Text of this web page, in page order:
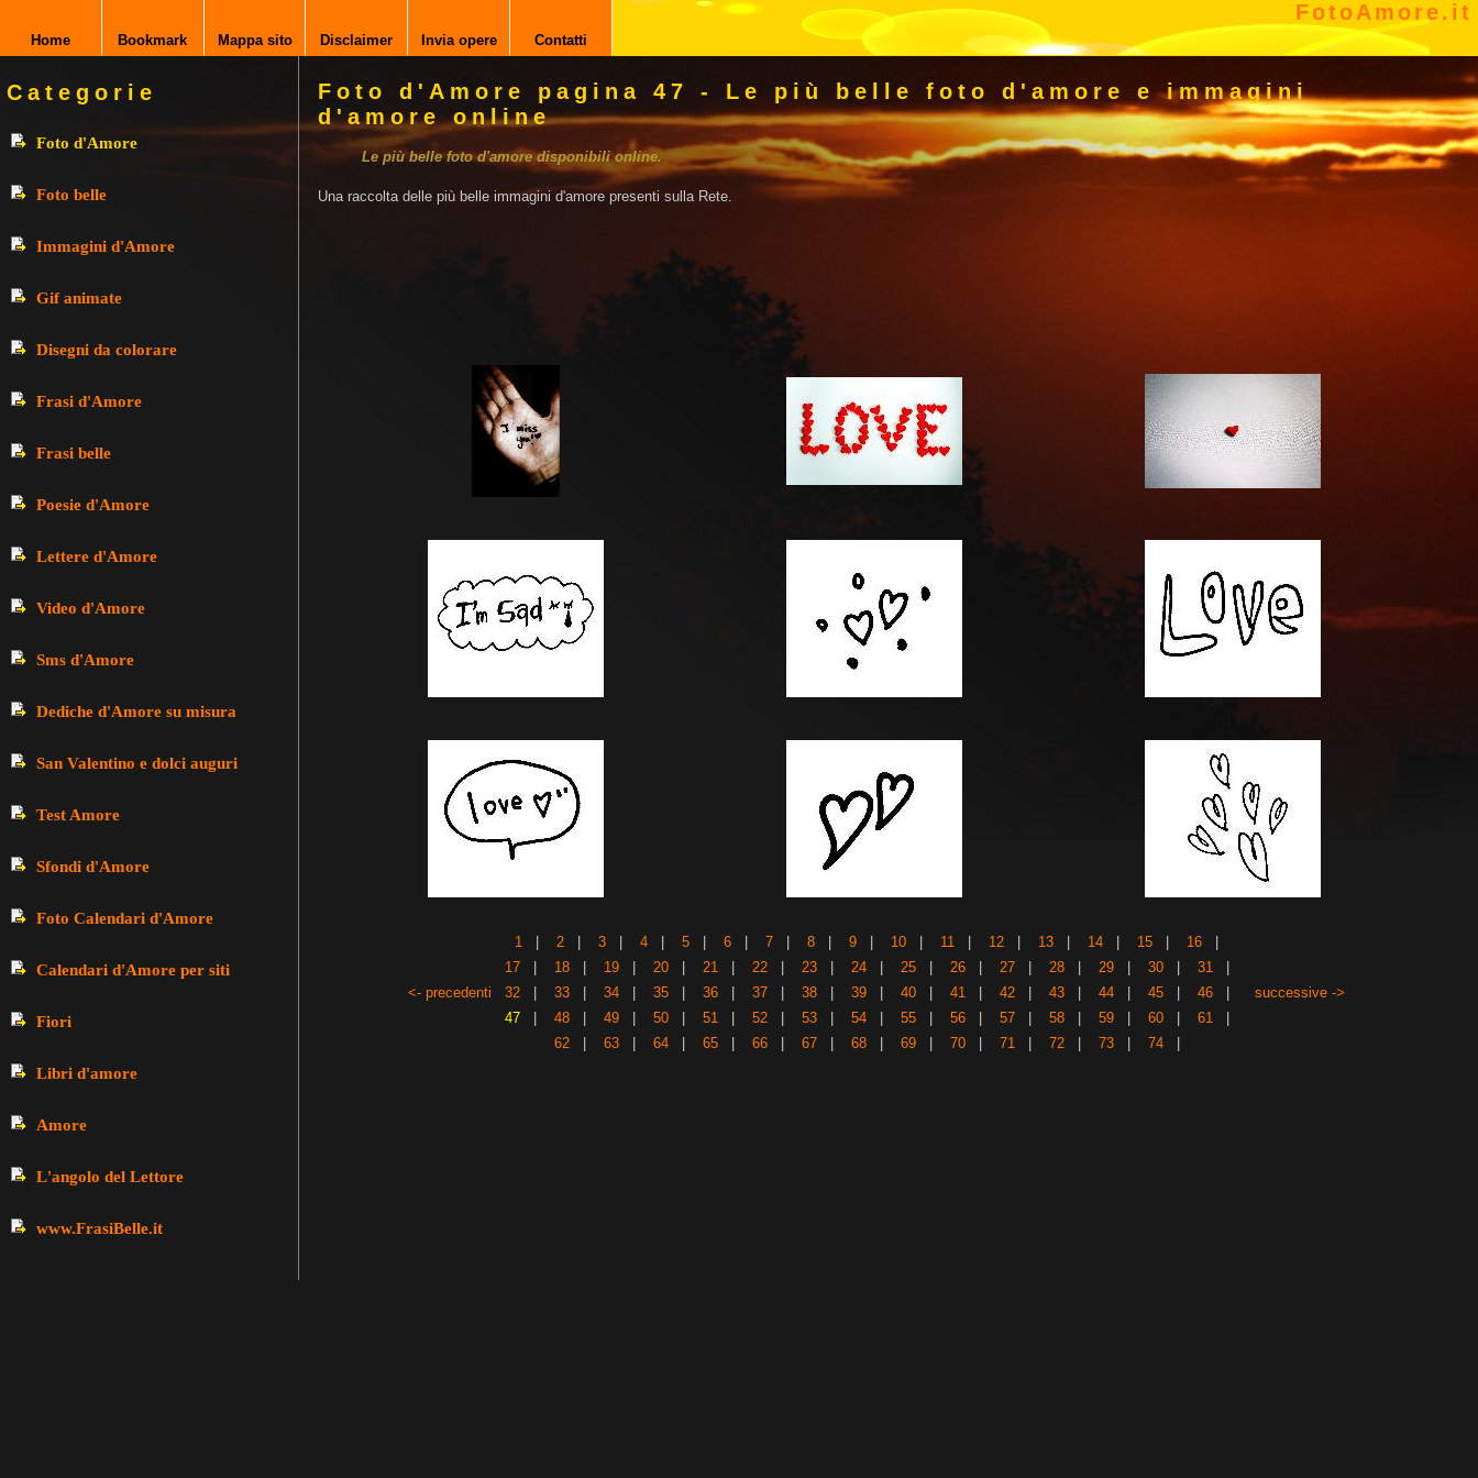
FotoAmore.it
Home Bookmark Mappa sito Disclaimer Invia opere Contatti
Categorie
Foto d'Amore
Foto belle
Immagini d'Amore
Gif animate
Disegni da colorare
Frasi d'Amore
Frasi belle
Poesie d'Amore
Lettere d'Amore
Video d'Amore
Sms d'Amore
Dediche d'Amore su misura
San Valentino e dolci auguri
Test Amore
Sfondi d'Amore
Foto Calendari d'Amore
Calendari d'Amore per siti
Fiori
Libri d'amore
Amore
L'angolo del Lettore
www.FrasiBelle.it
Foto d'Amore pagina 47 - Le più belle foto d'amore e immagini
d'amore online
Le più belle foto d'amore disponibili online.
Una raccolta delle più belle immagini d'amore presenti sulla Rete.
<- precedenti
1 |2 |3 |4 |5 |6 |7 |8 |9 10 11 12 13 14 15 16
17| 18| 19| 20| 21| 22| 23| 24| 25| 26| 27| 28| 29| 30| 31|
32| 33| 34| 35| 36| 37| 38| 39| 40| 41| 42| 43| 44| 45| 46|
47| 48| 49| 50| 51| 52| 53| 54| 55| 56| 57| 58| 59| 60| 61|
62| 63| 64| 65| 66| 67| 68| 69| 70| 71| 72| 73| 74|
successive ->